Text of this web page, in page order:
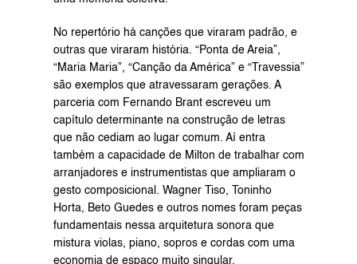
No repertório há canções que viraram padrão, e
outras que viraram história. “Ponta de Areia”,
“Maria Maria”, “Canção da América” e “Travessia”
são exemplos que atravessaram gerações. A
parceria com Fernando Brant escreveu um
capítulo determinante na construção de letras
que não cediam ao lugar comum. Aí entra
também a capacidade de Milton de trabalhar com
arranjadores e instrumentistas que ampliaram o
gesto composicional. Wagner Tiso, Toninho
Horta, Beto Guedes e outros nomes foram peças
fundamentais nessa arquitetura sonora que
mistura violas, piano, sopros e cordas com uma
economia de espaço muito singular.